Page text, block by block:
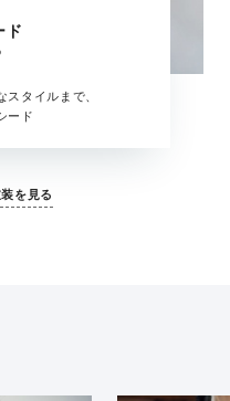
ド
タイルまで、
ード
を見る